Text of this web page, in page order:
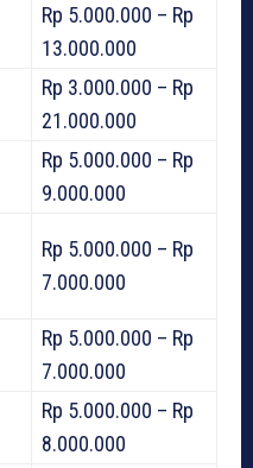
Rp 5.000.000 – Rp
13.000.000
Rp 3.000.000 – Rp
21.000.000
Rp 5.000.000 – Rp
9.000.000
Rp 5.000.000 – Rp
7.000.000
Rp 5.000.000 – Rp
7.000.000
Rp 5.000.000 – Rp
8.000.000